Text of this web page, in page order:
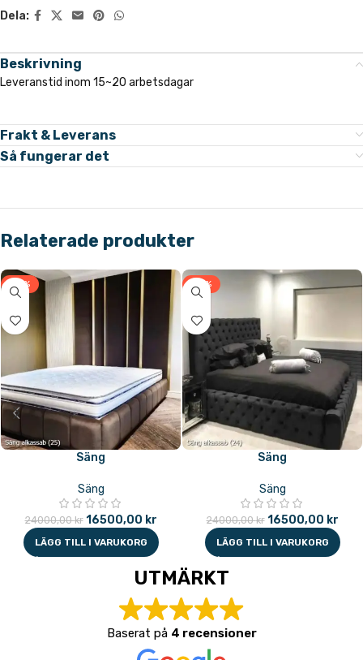
Dela:
Beskrivning
Leveranstid inom 15~20 arbetsdagar
Frakt & Leverans
Så fungerar det
Relaterade produkter
-31%
Säng
Säng
24000,00kr 16500,00 kr
LÄGG TILL I VARUKORG
-31%
Säng
Säng
24000,00kr 16500,00 kr
LÄGG TILL I VARUKORG
UTMÄRKT
Baserat på 4 recensioner